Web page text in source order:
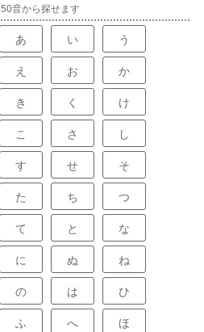
50音から探せます
あ い う
え お か
き く け
こ さ し
す せ そ
た ち つ
て と な
に ぬ ね
の は ひ
ふ へ ほ